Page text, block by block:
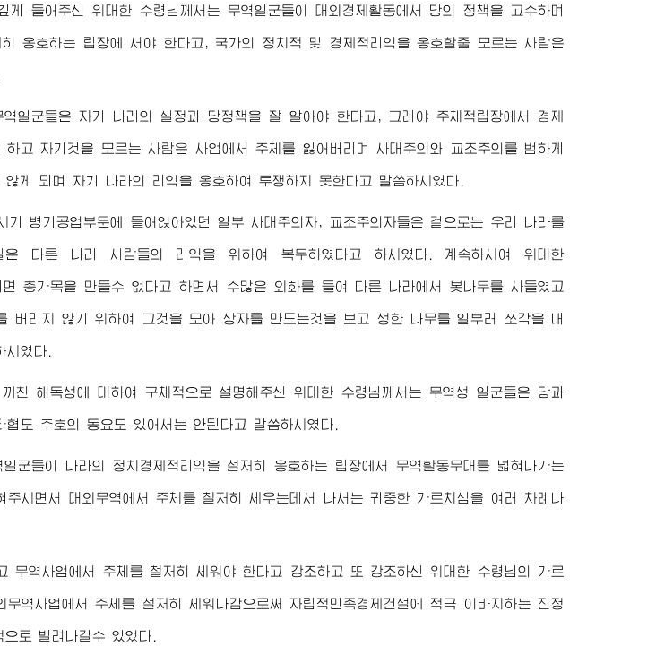
게 들어주신 위대한 수령님께서 는 무역일군들이 대외경제활동에서 당의 정책을 고수하며
옹호하는 립장에 서야 한다고, 국가의 정치적 및 경제적리익을 옹호할줄 모르는 사람은
일군들은 자기 나라의 실정과 당정책을 잘 알아야 한다고, 그래야 주체적립장에서 경제
고 자기것을 모르는 사람은 사업에서 주체를 잃어버리며 사대주의와 교조주의를 범하게
게 되며 자기 나라의 리익을 옹호하여 투쟁하지 못한다고 말씀하시였다.
기 병기공업부문에 들어앉아있던 일부 사대주의자, 교조주의자들은 겉으로는 우리 나라를
은 다른 나라 사람들의 리익을 위하여 복무하였다고 하시였다. 계속하시여 위대한
총가목을 만들수 없다고 하면서 수많은 외화를 들여 다른 나라에서 봇나무를 사들였고
버리지 않기 위하여 그것을 모아 상자를 만드는것을 보고 성한 나무를 일부러 쪼각을 내
였다.
친 해독성에 대하여 구체적으로 설명해주신 위대한 수령님께서 는 무역성 일군들은 당과
도 추호의 동요도 있어서는 안된다고 말씀하시였다.
군들이 나라의 정치경제적리익을 철저히 옹호하는 립장에서 무역활동무대를 넓혀나가는
주시면서 대외무역에서 주체를 철저히 세우는데서 나서는 귀중한 가르치심을 여러 차례나
무역사업에서 주체를 철저히 세워야 한다고 강조하고 또 강조하신위대한 수령님 의 가르
역사업에서 주체를 철저히 세워나감으로써 자립적민족경제건설에 적극 이바지하는 진정
로 벌려나갈수 있었다.